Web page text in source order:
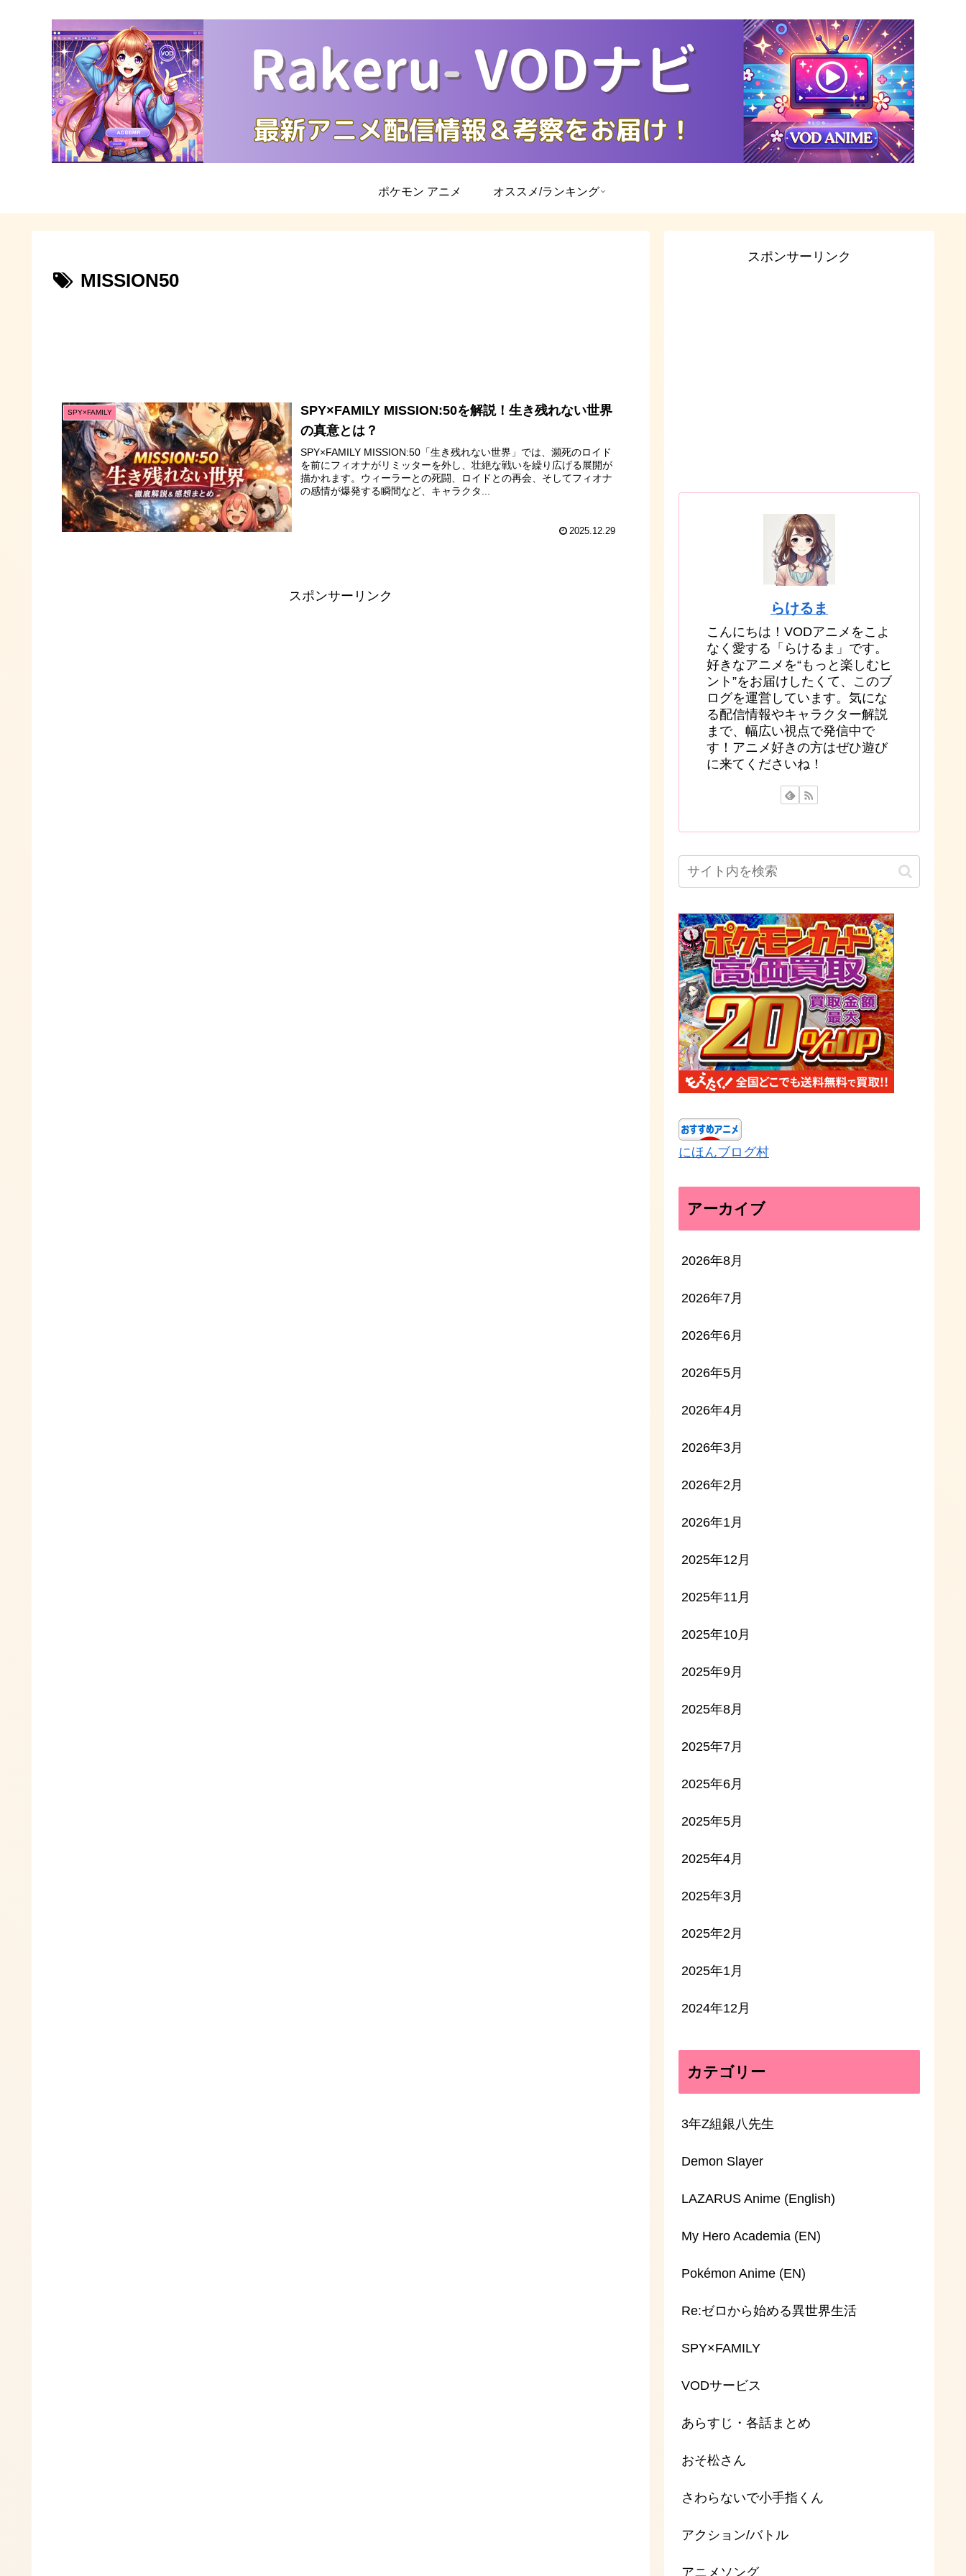
ポケモン アニメ オススメ/ランキング
MISSION50
SPY×FAMILY
SPY×FAMILY MISSION:50を解説！生き残れない世界
の真意とは？
SPY×FAMILY MISSION:50「生き残れない世界」では、瀕死のロイド
を前にフィオナがリミッターを外し、壮絶な戦いを繰り広げる展開が
描かれます。ウィーラーとの死闘、ロイドとの再会、そしてフィオナ
の感情が爆発する瞬間など、キャラクタ...
2025.12.29
スポンサーリンク
スポンサーリンク
らけるま
こんにちは！VODアニメをこよ
なく愛する「らけるま」です。
好きなアニメを“もっと楽しむヒ
ント”をお届けしたくて、このブ
ログを運営しています。気にな
る配信情報やキャラクター解説
まで、幅広い視点で発信中で
す！アニメ好きの方はぜひ遊び
に来てくださいね！
にほんブログ村
アーカイブ
2026年8月
2026年7月
2026年6月
2026年5月
2026年4月
2026年3月
2026年2月
2026年1月
2025年12月
2025年11月
2025年10月
2025年9月
2025年8月
2025年7月
2025年6月
2025年5月
2025年4月
2025年3月
2025年2月
2025年1月
2024年12月
カテゴリー
3年Z組銀八先生
Demon Slayer
LAZARUS Anime (English)
My Hero Academia (EN)
Pokémon Anime (EN)
Re:ゼロから始める異世界生活
SPY×FAMILY
VODサービス
あらすじ・各話まとめ
おそ松さん
さわらないで小手指くん
アクション/バトル
アニメソング